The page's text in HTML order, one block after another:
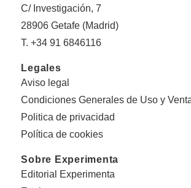
C/ Investigación, 7
28906 Getafe (Madrid)
T. +34 91 6846116
Legales
Aviso legal
Condiciones Generales de Uso y
Politica de privacidad
Política de cookies
Sobre Experimenta
Editorial Experimenta